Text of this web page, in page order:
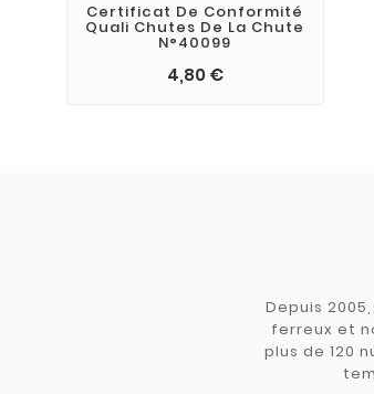
Certificat De Conformité
Quali Chutes De La Chute
N°40099
4,80 €
Depuis
ferreux et
plus de 120